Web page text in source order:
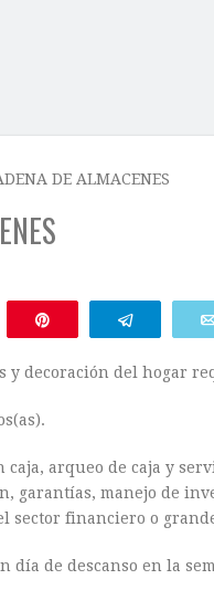
DE ALMACENES
Telegram
y decoración del hogar
arqueo de caja y
garantías, manejo de
sector financiero o
día de descanso en la